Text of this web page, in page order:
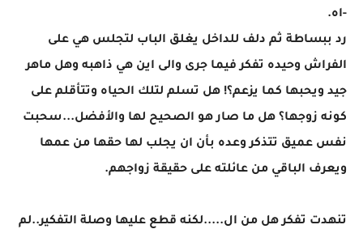
-اه.
رد ببساطة ثم دلف للداخل يغلق الباب لتجلس هي على
الفراش وحيده تفكر فيما جرى والى اين هي ذاهبه وهل ماهر
جيد ويحبها كما يزعم؟! هل تسلم لتلك الحياه وتتأقلم على
كونه زوجها؟ هل ما صار هو الصحيح لها والأفضل...سحبت
نفس عميق تتذكر وعده بأن ان يجلب لها حقها من عمها
ويعرف الباقي من عائلته على حقيقة زواجهم.
تنهدت تفكر هل من ال.....لكنه قطع عليها وصلة التفكير..لم